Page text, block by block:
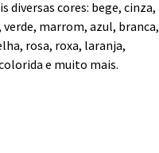
diversas cores: bege, cinza,
verde, marrom, azul, branca,
rosa, roxa, laranja,
e muito mais.